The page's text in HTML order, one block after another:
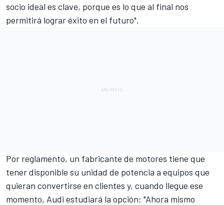
socio ideal es clave, porque es lo que al final nos
permitirá lograr éxito en el futuro".
Por reglamento, un fabricante de motores tiene que
tener disponible su unidad de potencia a equipos que
quieran convertirse en clientes y, cuando llegue ese
momento, Audi estudiará la opción: "Ahora mismo